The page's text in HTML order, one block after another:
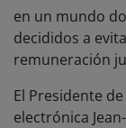
en un mundo
decididos a
remuneración
El Presidente
electrónica